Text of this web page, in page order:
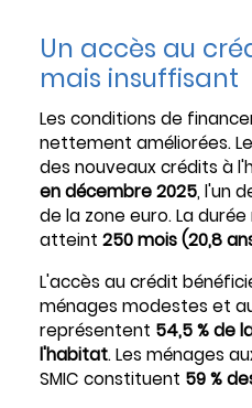
Un accès au
mais insuffisant
Les conditions de
nettement améliorées.
des nouveaux crédits à
en décembre 2025, l'un
de la zone euro. La
atteint 250 mois (20,8
L'accès au crédit
ménages modestes et
représentent 54,5 % de
l'habitat. Les ménages
SMIC constituent 59 %